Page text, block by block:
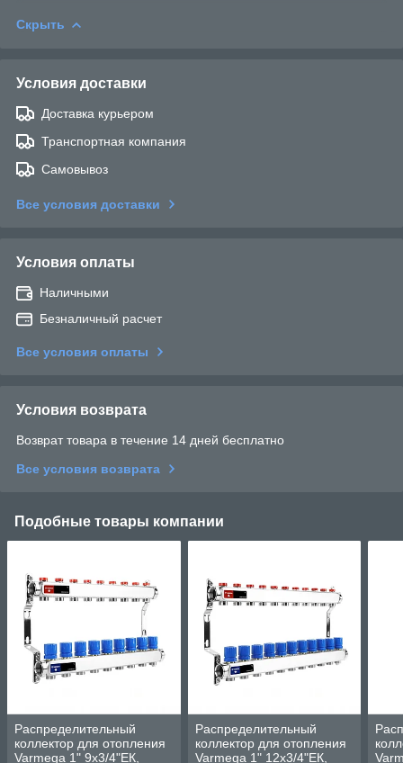
Скрыть
Условия доставки
Доставка курьером
Транспортная компания
Самовывоз
Все условия доставки
Условия оплаты
Наличными
Безналичный расчет
Все условия оплаты
Условия возврата
Возврат товара в течение 14 дней бесплатно
Все условия возврата
Подобные товары компании
Распределительный
коллектор для отопления
Varmega 1" 9х3/4"ЕК,
Распределительный
коллектор для отопления
Varmega 1" 12х3/4"ЕК,